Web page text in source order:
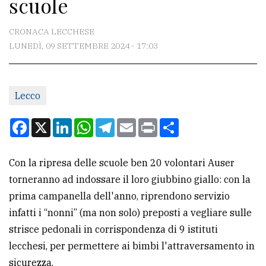
CONTATTI
La
redazione
Per
tua
CERCA
Cerca
per
comune
CRONACA LECCHESE
LUNEDÌ, 09 SETTEMBRE 2024 - 17:03
Lecco
Facebook
X LinkedInWhatsApp
Telegram
EmailPrint
Con la ripresa delle scuole ben 20 volontari Auser
torneranno ad indossare il loro giubbino giallo: con la
prima campanella dell'anno, riprendono servizio
infatti i “nonni” (ma non solo) preposti a vegliare sulle
strisce pedonali in corrispondenza di 9 istituti
lecchesi, per permettere ai bimbi l'attraversamento in
sicurezza.